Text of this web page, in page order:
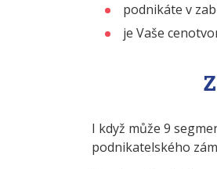
podnikáte v
je Vaše
I když může 9
podnikatelského